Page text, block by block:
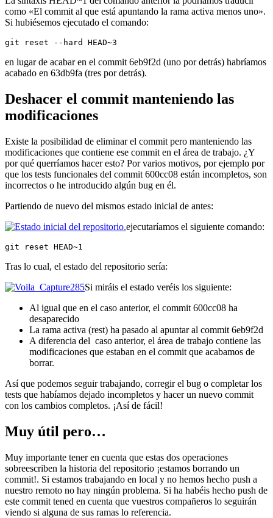
como «El commit al que está apuntando la rama activa menos uno».
Si hubiésemos ejecutado el comando:
git reset --hard HEAD~3
en lugar de acabar en el commit 6eb9f2d (uno por detrás) habríamos
acabado en 63db9fa (tres por detrás).
Deshacer el commit manteniendo las
modificaciones
Existe la posibilidad de eliminar el commit pero manteniendo las
modificaciones que contiene ese commit en el área de trabajo. ¿Y
por qué querríamos hacer esto? Por varios motivos, por ejemplo por
que los tests funcionales del commit 600cc08 están incompletos, son
incorrectos o he introducido algún bug en él.
Partiendo de nuevo del mismos estado inicial de antes:
ejecutaríamos el siguiente comando:
git reset HEAD~1
Tras lo cual, el estado del repositorio sería:
Si miráis el estado veréis los siguiente:
Al igual que en el caso anterior, el commit 600cc08 ha
desaparecido
La rama activa (rest) ha pasado al apuntar al commit 6eb9f2d
A diferencia del caso anterior, el área de trabajo contiene las
modificaciones que estaban en el commit que acabamos de
borrar.
Así que podemos seguir trabajando, corregir el bug o completar los
tests que habíamos dejado incompletos y hacer un nuevo commit
con los cambios completos. ¡Así de fácil!
Muy útil pero…
Muy importante tener en cuenta que estas dos operaciones
sobreescriben la historia del repositorio ¡estamos borrando un
commit!. Si estamos trabajando en local y no hemos hecho push a
nuestro remoto no hay ningún problema. Si ha habéis hecho push de
este commit tened en cuenta que vuestros compañeros lo seguirán
viendo si alguna de sus ramas lo referencia.